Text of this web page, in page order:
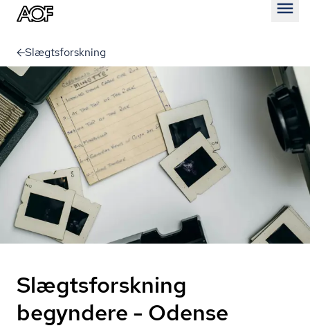
Slægtsforskning
Slægtsforskning
begyndere - Odense